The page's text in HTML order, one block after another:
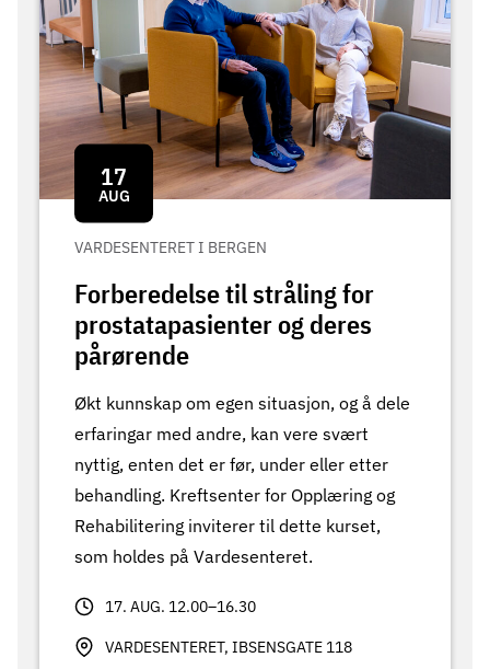
17
AUG
VARDESENTERET I BERGEN
Forberedelse til stråling for
prostatapasienter og deres
pårørende
Økt kunnskap om egen situasjon, og å dele
erfaringar med andre, kan vere svært
nyttig, enten det er før, under eller etter
behandling. Kreftsenter for Opplæring og
Rehabilitering inviterer til dette kurset,
som holdes på Vardesenteret.
17. AUG. 12.00–16.30
VARDESENTERET, IBSENSGATE 118